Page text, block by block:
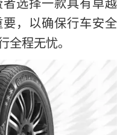
要，以确保行车安全
全程无忧。